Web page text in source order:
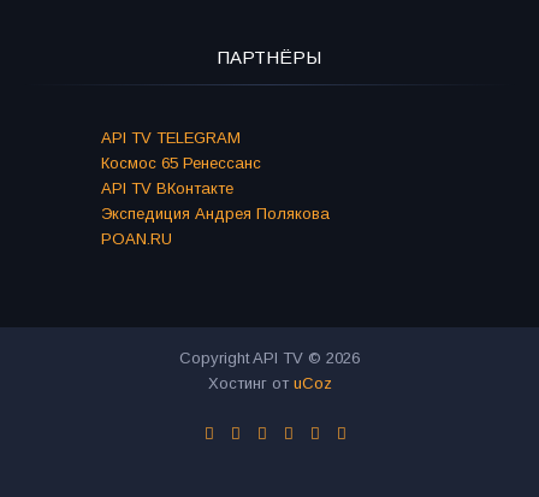
ПАРТНЁРЫ
API TV TELEGRAM
Космос 65 Ренессанс
API TV ВКонтакте
Экспедиция Андрея Полякова
POAN.RU
Copyright API TV © 2026
Хостинг от uCoz